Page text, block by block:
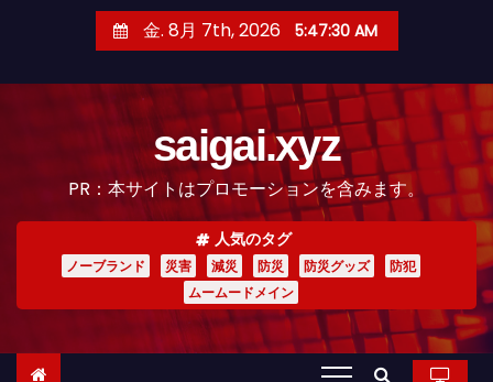
金. 8月 7th, 2026 5:47:31 AM
saigai.xyz
PR：本サイトはプロモーションを含みます。
人気のタグ
ノーブランド 災害 減災 防災 防災グッズ
防犯
ムームードメイン